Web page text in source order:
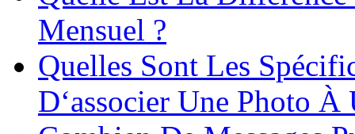
Mensuel ?
Quelles Sont Les
D‘associer Une Photo À